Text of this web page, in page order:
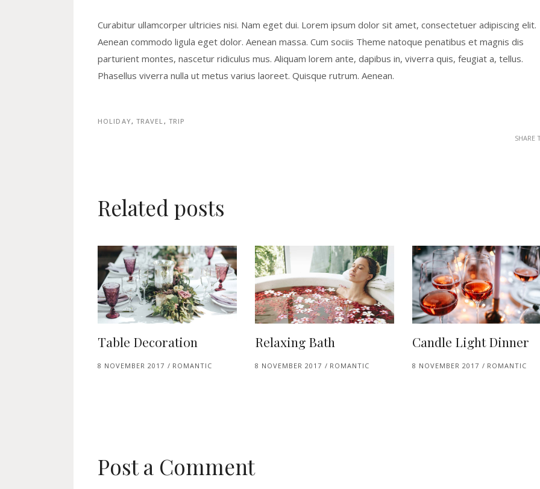
Curabitur ullamcorper ultricies nisi. Nam eget dui. Lorem ipsum dolor sit amet, consectetuer adipiscing elit.
Aenean commodo ligula eget dolor. Aenean massa. Cum sociis Theme natoque penatibus et magnis dis
parturient montes, nascetur ridiculus mus. Aliquam lorem ante, dapibus in, viverra quis, feugiat a, tellus.
Phasellus viverra nulla ut metus varius laoreet. Quisque rutrum. Aenean.
HOLIDAY, TRAVEL , TRIP
SHARE
Related posts
Table Decoration
8 NOVEMBER 2017 ROMANTIC
Relaxing Bath
8 NOVEMBER 2017 ROMANTIC
Candle Light Dinner
8 NOVEMBER 2017 ROMANTIC
Post a Comment